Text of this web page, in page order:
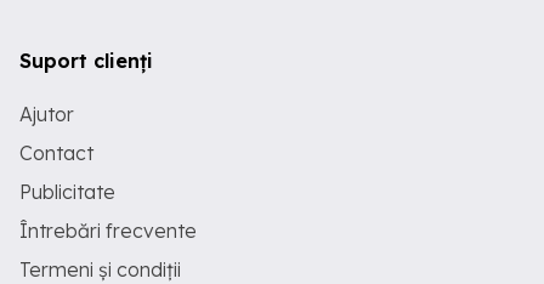
Suport clienți
Ajutor
Contact
Publicitate
Întrebări frecvente
Termeni și condiții